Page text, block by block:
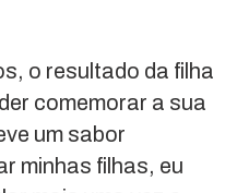
o resultado da filha
comemorar a sua
um sabor
minhas filhas, eu